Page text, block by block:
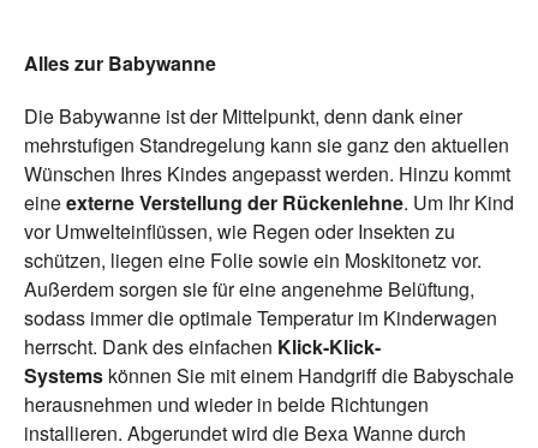
Alles zur Babywanne
Die Babywanne ist der Mittelpunkt, denn dank einer
mehrstufigen Standregelung kann sie ganz den aktuellen
Wünschen Ihres Kindes angepasst werden. Hinzu kommt
eineexterne Verstellung der Rückenlehne. Um Ihr Kind
vor Umwelteinflüssen, wie Regen oder Insekten zu
schützen, liegen eine Folie sowie ein Moskitonetz vor.
Außerdem sorgen sie für eine angenehme Belüftung,
sodass immer die optimale Temperatur im Kinderwagen
herrscht. Dank des einfachen Klick-Klick-
Systems können Sie mit einem Handgriff die Babyschale
herausnehmen und wieder in beide Richtungen
installieren. Abgerundet wird die Bexa Wanne durch